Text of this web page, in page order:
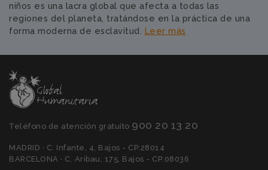
niños es una lacra global que afecta a todas las
regiones del planeta, tratándose en la práctica de una
forma moderna de esclavitud. Leer más
Teléfono de atención gratuíto 900 20 13 20
MADRID · C. Infante, 4, Bajos - CP:28014
BARCELONA · C. Aribau, 175, Bajos - CP:08036